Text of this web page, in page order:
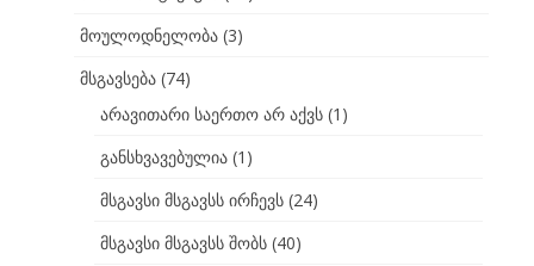
მოულოდნელობა (3)
მსგავსება (74)
არავითარი საერთო არ აქვს (1)
განსხვავებულია (1)
მსგავსი მსგავსს ირჩევს (24)
მსგავსი მსგავსს შობს (40)